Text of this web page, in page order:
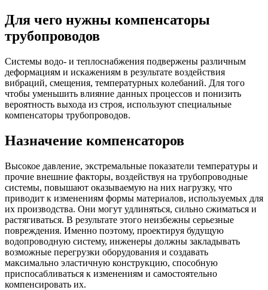
Для чего нужны компенсаторы
трубопроводов
Системы водо- и теплоснабжения подвержены различным
деформациям и искажениям в результате воздействия
вибраций, смещения, температурных колебаний. Для того
чтобы уменьшить влияние данных процессов и понизить
вероятность выхода из строя, используют специальные
компенсаторы трубопроводов.
Назначение компенсаторов
Высокое давление, экстремальные показатели температуры и
прочие внешние факторы, воздействуя на трубопроводные
системы, повышают оказываемую на них нагрузку, что
приводит к изменениям формы материалов, используемых для
их производства. Они могут удлиняться, сильно сжиматься и
растягиваться. В результате этого неизбежны серьезные
повреждения. Именно поэтому, проектируя будущую
водопроводную систему, инженеры должны закладывать
возможные перегрузки оборудования и создавать
максимально эластичную конструкцию, способную
приспосабливаться к изменениям и самостоятельно
компенсировать их.